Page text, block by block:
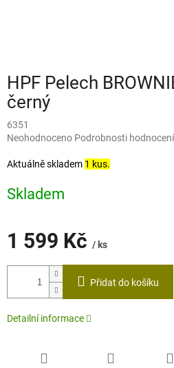
HPF Pelech
černý
6351
Průměrné
produktu
0,0
z
Neohodnoceno Podrobnosti hodnocení
Aktuálně skladem 1 kus.
Skladem
1 599 Kč / ks
Měrná
Přidat do košíku
Detailní informace